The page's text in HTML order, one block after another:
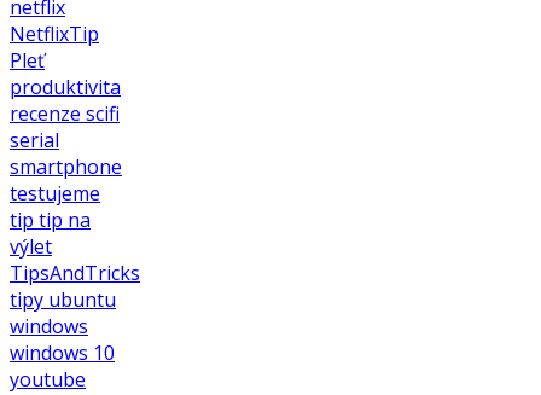
netflix
NetflixTip
Pleť
produktivita
recenze scifi
serial
smartphone
testujeme
tip tip na
výlet
TipsAndTricks
tipy ubuntu
windows
windows 10
youtube